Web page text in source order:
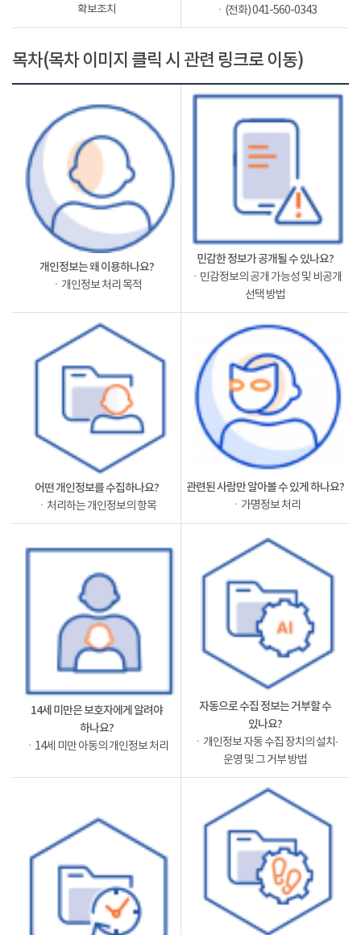
확보조치
ㆍ(전화) 041-560-0343
목차(목차 이미지 클릭 시 관련 링크로 이동)
개인정보는 왜 이용하나요?
ㆍ개인정보 처리 목적
민감한 정보가 공개될 수 있나요?
ㆍ민감정보의 공개 가능성 및 비공개
선택 방법
어떤 개인정보를 수집하나요?
ㆍ처리하는 개인정보의 항목
관련된 사람만 알아볼 수 있게 하나요?
ㆍ가명정보 처리
14세 미만은 보호자에게 알려야
하나요?
ㆍ14세 미만 아동의 개인정보 처리
자동으로 수집 정보는 거부할 수
있나요?
ㆍ개인정보 자동 수집 장치의 설치·
운영 및 그 거부 방법